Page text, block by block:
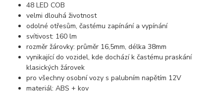
48 LED COB
velmi dlouhá životnost
odolné otřesům, častému zapínání a vypínání
svítivost: 160 lm
rozměr žárovky: průměr 16,5mm, délka 38mm
vynikající do vozidel, kde dochází k častému praskání
klasických žárovek
pro všechny osobní vozy s palubním napětím 12V
materiál: ABS + kov